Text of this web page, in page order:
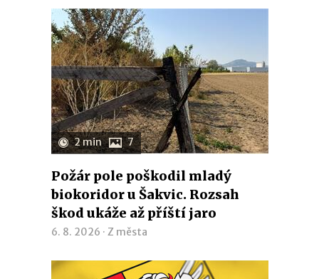
2 min 7
Požár pole poškodil mladý
biokoridor u Šakvic. Rozsah
škod ukáže až příští jaro
6. 8. 2026 · Z města